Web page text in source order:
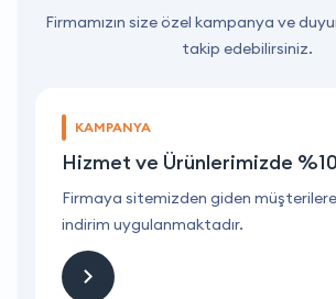
Firmamızın size özel kampanya ve
takip edebilirsiniz.
KAMPANYA
Hizmet ve Ürünlerimizde
Firmaya sitemizden giden
indirim uygulanmaktadır.